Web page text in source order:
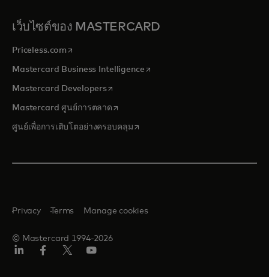
เว็บไซต์ของ MASTERCARD
Priceless.com opens in a new tab
Mastercard Business Intelligenceopens in a new tab
Mastercard Developersopens in a new tab
Mastercard ศูนย์การตลาด opens in a new tab
ศูนย์เพื่อการเติบโตอย่างครอบคลุมopens in a new tab
© Mastercard 1994-2026
Privacy Terms Manage cookies